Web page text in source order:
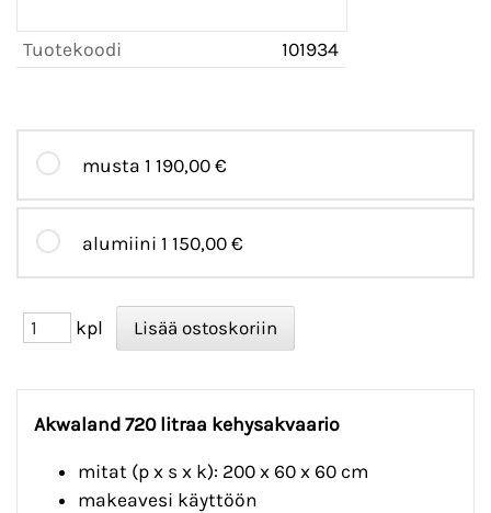
Tuotekoodi 101934
musta 1 190,00 €
alumiini 1 150,00 €
kpl
Akwaland 720 litraa kehysakvaario
mitat (p x s x k): 200 x 60 x 60 cm
makeavesi käyttöön